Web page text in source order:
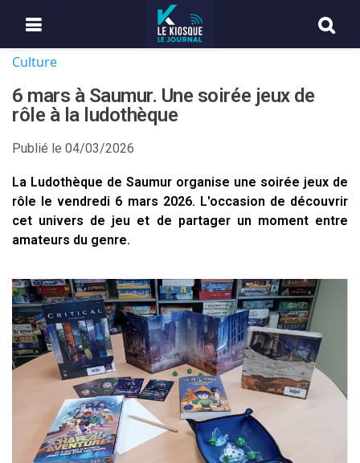
Culture
6 mars à Saumur. Une soirée jeux de
rôle à la ludothèque
Publié le 04/03/2026
La Ludothèque de Saumur organise une soirée jeux de
rôle le vendredi 6 mars 2026. L'occasion de découvrir
cet univers de jeu et de partager un moment entre
amateurs du genre.